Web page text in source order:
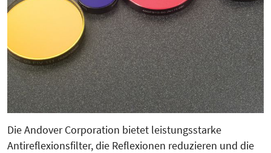
Die Andover Corporation bietet leistungsstarke
Antireflexionsfilter, die Reflexionen reduzieren und die